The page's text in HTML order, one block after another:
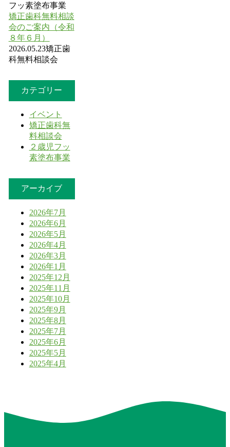
フッ素塗布事業
矯正歯科無料相談
会のご案内（令和
８年６月）
2026.05.23矯正歯
科無料相談会
カテゴリー
イベント
矯正歯科無
料相談会
２歳児フッ
素塗布事業
アーカイブ
2026年7月
2026年6月
2026年5月
2026年4月
2026年3月
2026年1月
2025年12月
2025年11月
2025年10月
2025年9月
2025年8月
2025年7月
2025年6月
2025年5月
2025年4月